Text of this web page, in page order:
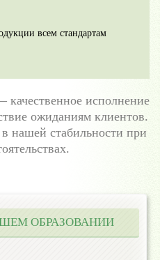
всем стандартам
исполнение
ожиданиям клиентов.
нашей стабильности при
ОБРАЗОВАНИИ